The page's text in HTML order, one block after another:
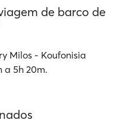
de barco de
Milos - Koufonisia
a 5h 20m.